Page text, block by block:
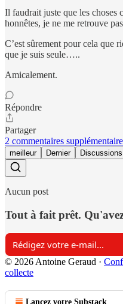
Il faudrait juste que les choses
honnêtes, je ne me retrouve
C’est sûrement pour cela que
que je suis seule…..
Amicalement.
Répondre
Partager
2 commentaires
meilleur Dernier Discussions
Aucun post
Tout à fait prêt.
© 2026 Antoine Geraud ·
collecte
Lancez votre Substack